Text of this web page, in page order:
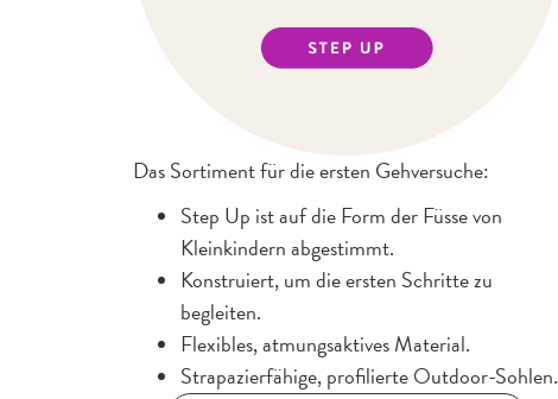
Das Sortiment für die ersten Gehversuche:
Step Up ist auf die Form der Füsse von
Kleinkindern abgestimmt.
Konstruiert, um die ersten Schritte zu
begleiten.
Flexibles, atmungsaktives Material.
Strapazierfähige, profilierte Outdoor-Sohlen.